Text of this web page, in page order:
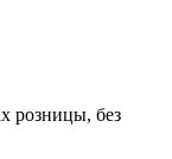
розницы, без